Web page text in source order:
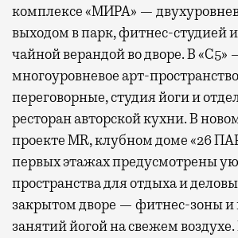
комплексе «МИРА» —
выходом в парк, фитнес-студией
чайной верандой во дворе. В «С5»
многоуровневое арт-
переговорные, студия йоги и
ресторан авторской кухни. В
проекте MR, клубном доме «26
первых этажах предусмотрены
пространства для отдыха и
закрытом дворе — фитнес-зоны и
занятий йогой на свежем воздухе.